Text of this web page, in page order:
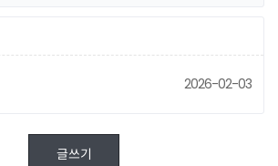
2026-02-03
글쓰기